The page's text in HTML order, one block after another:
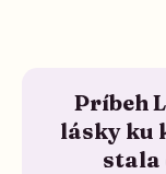
Príbeh
lásky ku
stala